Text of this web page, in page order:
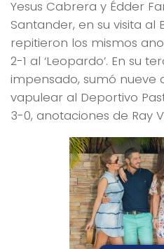
Yesus Cabrera y Édder
Santander, en su visita al
repitieron los mismos
2-1 al ‘Leopardo’. En su
impensado, sumó nueve
vapulear al Deportivo
3-0, anotaciones de Ray